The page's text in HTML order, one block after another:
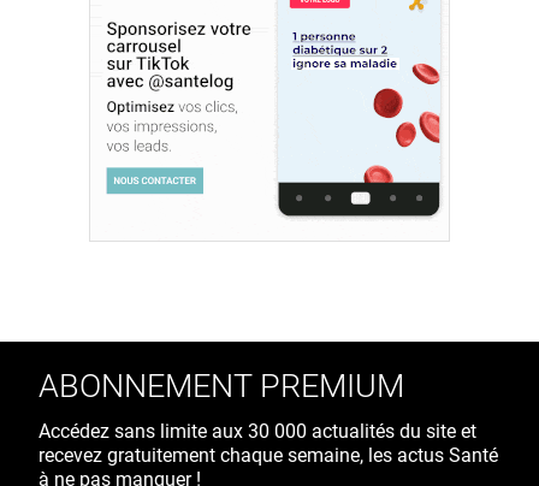
ABONNEMENT PREMIUM
Accédez sans limite aux 30 000 actualités du site et
recevez gratuitement chaque semaine, les actus Santé
à ne pas manquer !